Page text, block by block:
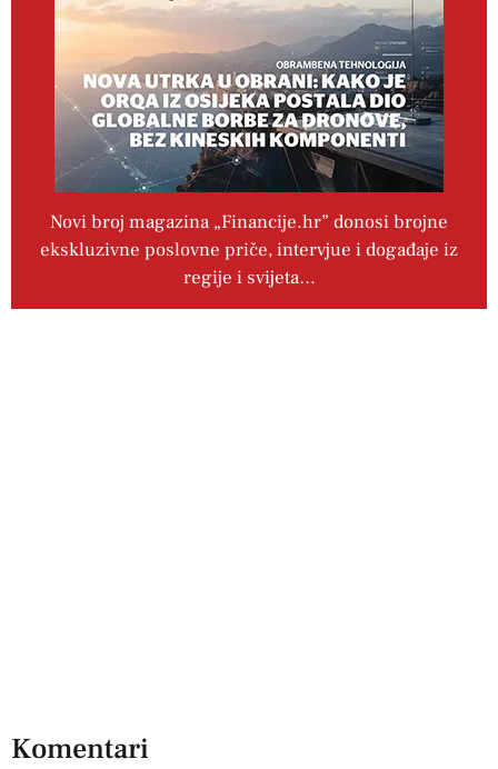
Novi broj magazina „Financije.hr” donosi brojne
ekskluzivne poslovne priče, intervjue i događaje iz
regije i svijeta…
Komentari